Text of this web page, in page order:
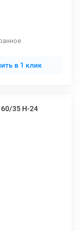
в 1 клик
35 Н-24